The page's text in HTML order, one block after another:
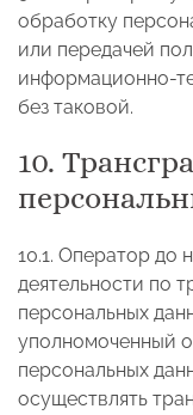
обработку
или передачей
информационно-
без таковой.
10.
10.1. Оператор до
деятельности по
персональных
уполномоченный
персональных
осуществлять